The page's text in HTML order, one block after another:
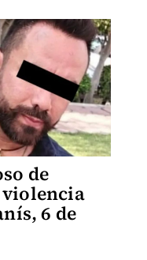
de
6 de